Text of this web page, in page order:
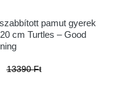
pamut gyerek
cm Turtles – Good
13390 Ft